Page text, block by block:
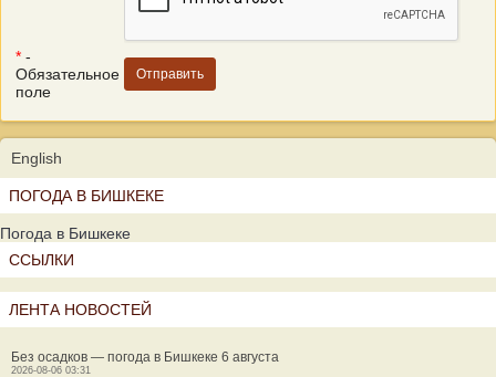
* -
Обязательное
поле
English
ПОГОДА В БИШКЕКЕ
Погода в Бишкеке
ССЫЛКИ
ЛЕНТА НОВОСТЕЙ
Без осадков — погода в Бишкеке 6 августа
2026-08-06 03:31